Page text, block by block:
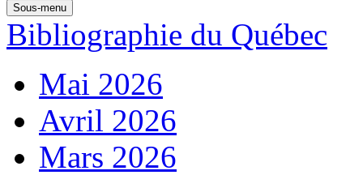
Sous-menu
Bibliographie du Québec
Mai 2026
Avril 2026
Mars 2026